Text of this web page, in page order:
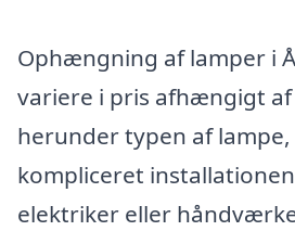
Ophængning af lamper i
variere i pris afhængigt
herunder typen af
kompliceret
elektriker eller